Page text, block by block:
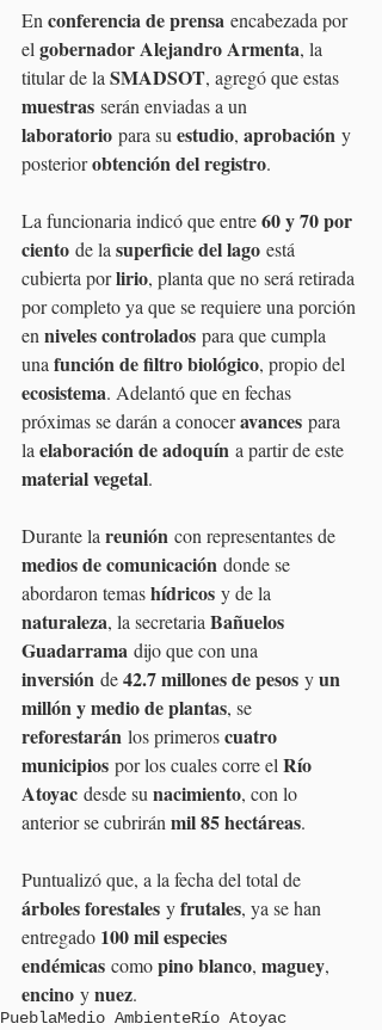
En conferencia de prensa encabezada por
el gobernador Alejandro Armenta, la
titular de la SMADSOT, agregó que estas
muestras serán enviadas a un
laboratorio para su estudio, aprobación y
posterior obtención del registro.
La funcionaria indicó que entre 60 y 70 por
ciento de la superficie del lago está
cubierta por lirio, planta que no será retirada
por completo ya que se requiere una porción
en niveles controlados para que cumpla
una función de filtro biológico, propio del
ecosistema. Adelantó que en fechas
próximas se darán a conocer avances para
la elaboración de adoquín a partir de este
material vegetal.
Durante la reunión con representantes de
medios de comunicación donde se
abordaron temas hídricos y de la
naturaleza, la secretaria Bañuelos
Guadarrama dijo que con una
inversión de 42.7 millones de pesos y un
millón y medio de plantas, se
reforestarán los primeros cuatro
municipios por los cuales corre el Río
Atoyac desde su nacimiento, con lo
anterior se cubrirán mil 85 hectáreas.
Puntualizó que, a la fecha del total de
árboles forestales y frutales, ya se han
entregado 100 mil especies
endémicas como pino blanco, maguey,
encino y nuez.
PueblaMedio AmbienteRío Atoyac